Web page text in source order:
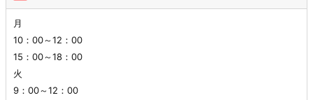
月
10：00～12：00
15：00～18：00
火
9：00～12：00